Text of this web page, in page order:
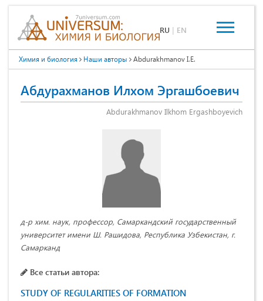
RU | EN
Химия и биология Наши авторы Abdurakhmanov I.E.
Абдурахманов Илхом Эргашбоевич
Abdurakhmanov Ilkhom Ergashboyevich
д-р хим. наук, профессор, Самаркандский государственный
университет имени Ш. Рашидова, Республика Узбекистан, г.
Самарканд
Все статьи автора:
STUDY OF REGULARITIES OF FORMATION